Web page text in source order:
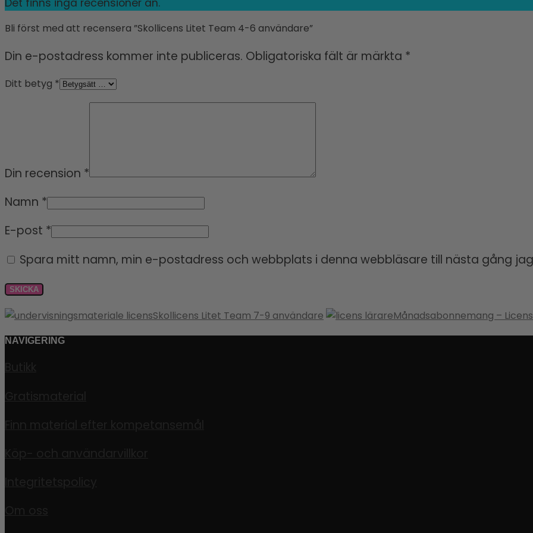
Det finns inga recensioner än.
Bli först med att recensera ”Skollicens Litet Team 4-6 användare”
Din e-postadress kommer inte publiceras. Obligatoriska fält är märkta *
Ditt betyg *
Din recension *
Namn *
E-post *
Spara mitt namn, min e-postadress och webbplats i denna webbläsare till nästa gång
Skollicens Litet Team 7-9 användare Månadsabonnemang –
NAVIGERING